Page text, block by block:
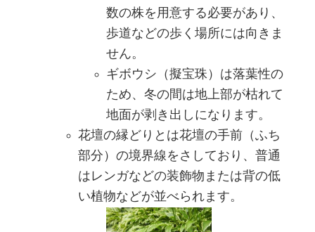
数の株を用意する必要があり、
歩道などの歩く場所には向きま
せん。
ギボウシ（擬宝珠）は落葉性の
ため、冬の間は地上部が枯れて
地面が剥き出しになります。
花壇の縁どりとは花壇の手前（ふち
部分）の境界線をさしており、普通
はレンガなどの装飾物または背の低
い植物などが並べられます。